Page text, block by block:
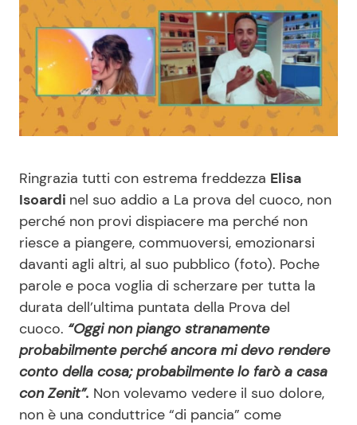
News Spettacolo
Benessere
Casa
Mondo Mamma
News benessere
Salute
Viaggi e Turismo
Festività
Cucina e Ricette
Consigli di Cucina
Le Ricette in TV
Primi Piatti
Ricette Facili e Veloci
Ricette Feste
Ricette per Bambini
Ringrazia tutti con estrema freddezza Elisa
Isoardi nel suo addio a La prova del cuoco, non
perché non provi dispiacere ma perché non
riesce a piangere, commuoversi, emozionarsi
davanti agli altri, al suo pubblico (foto). Poche
parole e poca voglia di scherzare per tutta la
durata dell’ultima puntata della Prova del
cuoco. “Oggi non piango stranamente
probabilmente perché ancora mi devo rendere
conto della cosa; probabilmente lo farò a casa
con Zenit”. Non volevamo vedere il suo dolore,
non è una conduttrice “di pancia” come